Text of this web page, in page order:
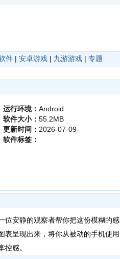
件 | 安卓游戏 | 九游游戏 | 专题
运行环境： Android
软件大小： 55.2MB
更新时间： 2026-07-09
软件标签：
位安静的观察者帮你把这份模糊的感
表呈现出来，将你从被动的手机使用
感。